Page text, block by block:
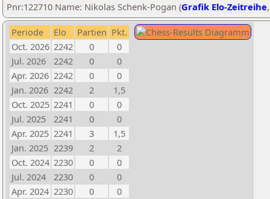
Pnr:122710 Name: Nikolas Schenk-Pogan (Grafik Elo-Zeitreihe
Periode Elo Partien Pkt.
Oct. 2026 2242 0
0
Jul. 2026
2242 0
0
Apr. 2026 2242 0
0
Jan. 2026 2242 2
1,5
Oct. 2025 2241 0
0
Jul. 2025
2241 0
0
Apr. 2025 2241 3
1,5
Jan. 2025 2239 2
2
Oct. 2024 2230 0
0
Jul. 2024
2230 0
0
Apr. 2024 2230 0
0